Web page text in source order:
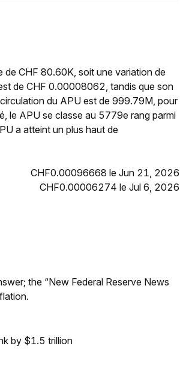
CHF 80.60K, soit une variation de
de CHF 0.00008062, tandis que son
du APU est de 999.79M, pour
le APU se classe au 5779e rang parmi
a atteint un plus haut de
CHF0.00096668 le Jun 21, 2026
CHF0.00006274 le Jul 6, 2026
the “New Federal Reserve News
by $1.5 trillion